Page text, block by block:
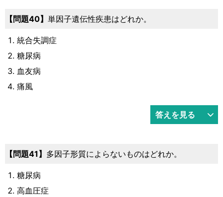
問題40 単因子遺伝性疾患はどれか。
統合失調症
糖尿病
血友病
痛風
答えを見る
問題41 多因子形質によらないものはどれか。
糖尿病
高血圧症